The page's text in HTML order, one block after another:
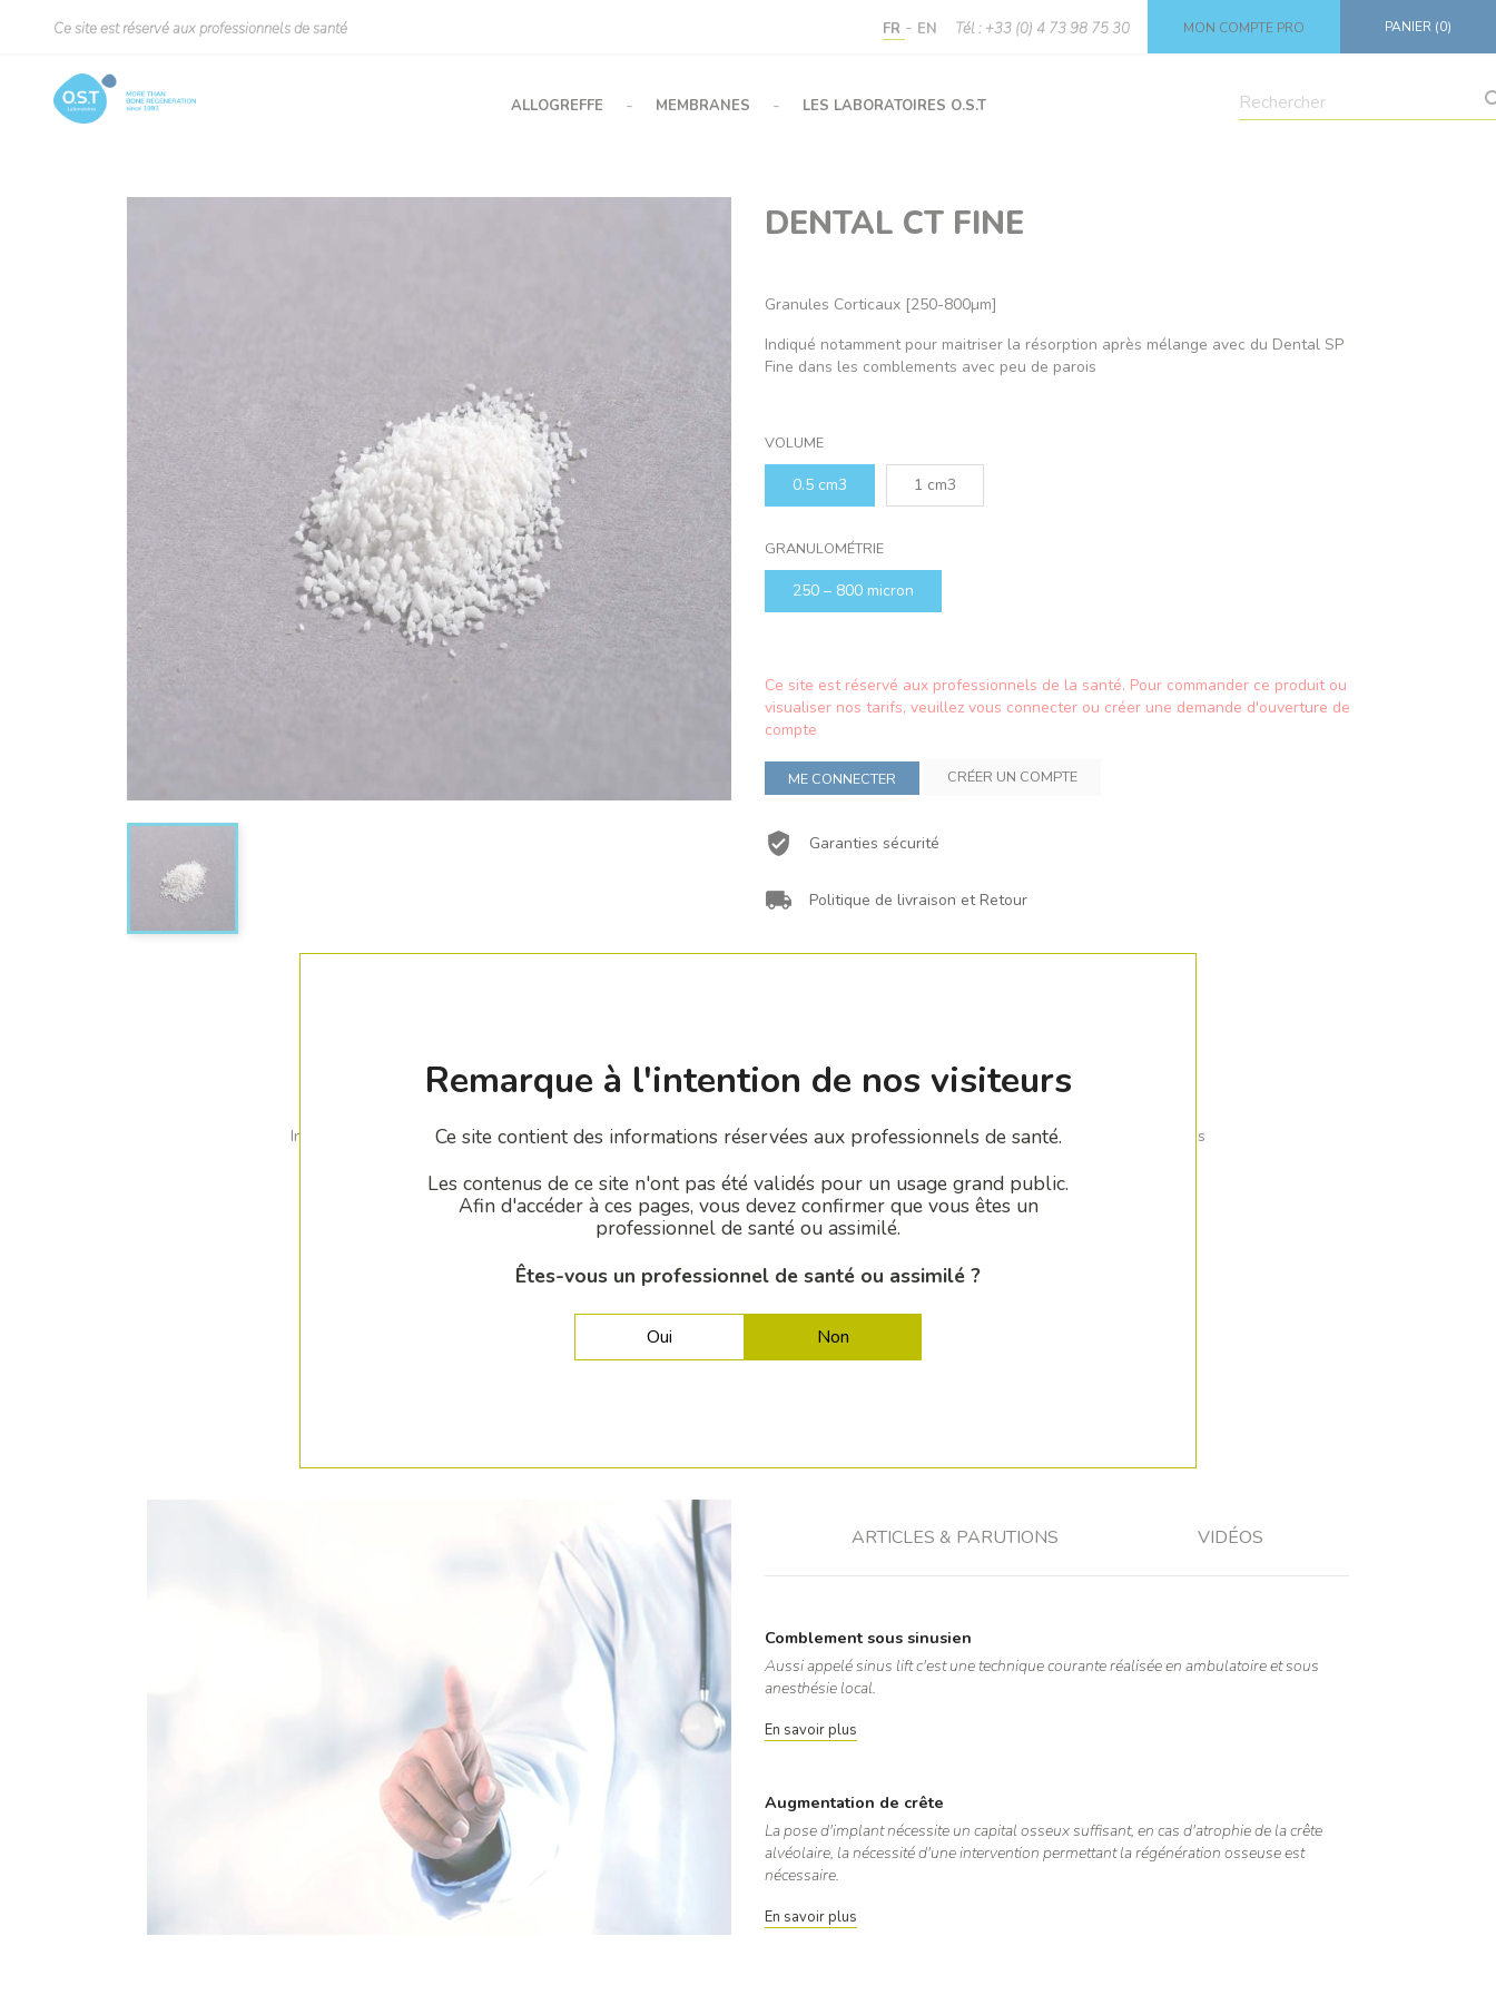
Ce site est réservé aux professionnels de santé FR - EN Tél : +33 (0) 4 73 98 75 30 MON COMPTE PRO PANIER (0)
ALLOGREFFE - MEMBRANES - LES LABORATOIRES O.S.T
DENTAL CT FINE
Granules Corticaux [250-800µm]
Indiqué notamment pour maitriser la résorption après mélange avec du Dental SP
Fine dans les comblements avec peu de parois
VOLUME
0.5 cm3 1 cm3
GRANULOMÉTRIE
250 – 800 micron
Ce site est réservé aux professionnels de la santé. Pour commander ce produit ou
visualiser nos tarifs, veuillez vous connecter ou créer une demande d'ouverture de
compte
ME CONNECTER CRÉER UN COMPTE
Garanties sécurité
Politique de livraison et Retour
Granules Corticaux [250-800µm]
Indiqué notamment pour maitriser la résorption après mélange avec du Dental SP Fine dans les comblements avec peu de parois
CAS CLINIQUES
ARTICLES & PARUTIONS VIDÉOS
Comblement sous sinusien
Aussi appelé sinus lift c'est une technique courante réalisée en ambulatoire et sous
anesthésie local.
En savoir plus
Augmentation de crête
La pose d'implant nécessite un capital osseux suffisant, en cas d'atrophie de la crête
alvéolaire, la nécessité d'une intervention permettant la régénération osseuse est
nécessaire.
En savoir plus
Remarque à l'intention de nos visiteurs
Ce site contient des informations réservées aux professionnels de santé.
Les contenus de ce site n'ont pas été validés pour un usage grand public.
Afin d'accéder à ces pages, vous devez confirmer que vous êtes un
professionnel de santé ou assimilé.
Êtes-vous un professionnel de santé ou assimilé ?
Oui Non